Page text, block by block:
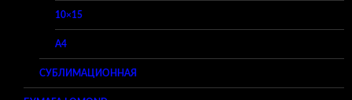
10×15
A4
СУБЛИМАЦИОННАЯ